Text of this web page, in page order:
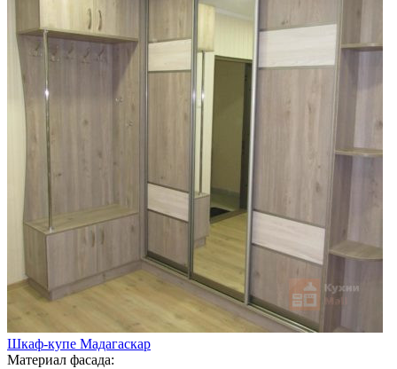
Шкаф-купе Мадагаскар
Материал фасада: